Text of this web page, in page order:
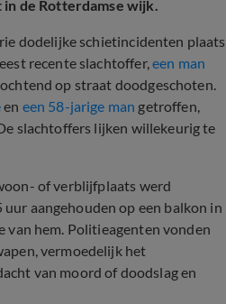
de Rotterdamse wijk.
dodelijke schietincidenten plaats
recente slachtoffer,een man
op straat doodgeschoten.
en een 58-jarige man getroffen,
slachtoffers lijken willekeurig te
of verblijfplaats werd
aangehouden op een balkon in
van hem. Politieagenten vonden
vermoedelijk het
van moord of doodslag en